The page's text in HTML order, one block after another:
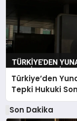
Türkiye’den
Tepki Hukuki
Son Dakika